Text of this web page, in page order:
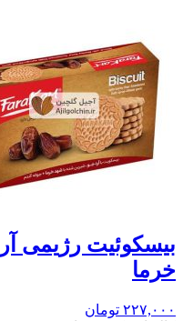
بيسکوئيت رژیمی
خرما
۲۲۷,۰۰۰ تومان